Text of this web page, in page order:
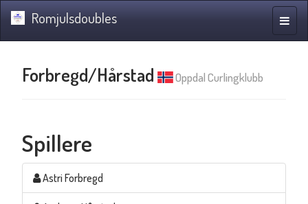
Romjulsdoubles
Forbregd/Hårstad Oppdal Curlingklubb
Spillere
Astri Forbregd